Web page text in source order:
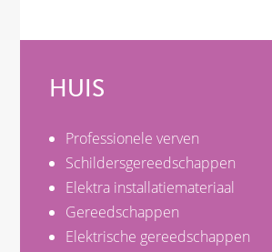
HUIS
Professionele verven
Schildersgereedschappen
Elektra installatiemateriaal
Gereedschappen
Elektrische gereedschappen